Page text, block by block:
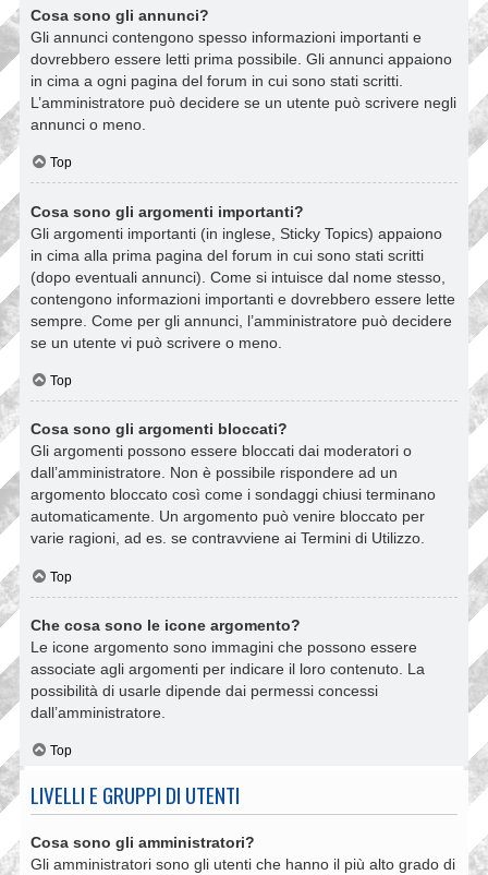
Cosa sono gli annunci?
Gli annunci contengono spesso informazioni importanti e
dovrebbero essere letti prima possibile. Gli annunci appaiono
in cima a ogni pagina del forum in cui sono stati scritti.
L’amministratore può decidere se un utente può scrivere negli
annunci o meno.
Top
Cosa sono gli argomenti importanti?
Gli argomenti importanti (in inglese, Sticky Topics) appaiono
in cima alla prima pagina del forum in cui sono stati scritti
(dopo eventuali annunci). Come si intuisce dal nome stesso,
contengono informazioni importanti e dovrebbero essere lette
sempre. Come per gli annunci, l’amministratore può decidere
se un utente vi può scrivere o meno.
Top
Cosa sono gli argomenti bloccati?
Gli argomenti possono essere bloccati dai moderatori o
dall’amministratore. Non è possibile rispondere ad un
argomento bloccato così come i sondaggi chiusi terminano
automaticamente. Un argomento può venire bloccato per
varie ragioni, ad es. se contravviene ai Termini di Utilizzo.
Top
Che cosa sono le icone argomento?
Le icone argomento sono immagini che possono essere
associate agli argomenti per indicare il loro contenuto. La
possibilità di usarle dipende dai permessi concessi
dall’amministratore.
Top
LIVELLI E GRUPPI DI UTENTI
Cosa sono gli amministratori?
Gli amministratori sono gli utenti che hanno il più alto grado di